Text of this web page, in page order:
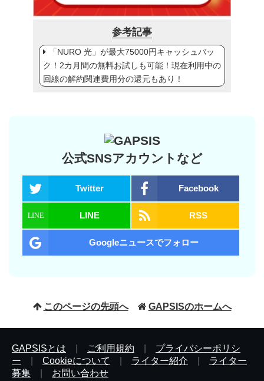
参考記事
「NURO 光」が最大75000円キャッシュバッ
ク！2カ月間の無料お試しも可能！現在利用中の
回線の解約関連費用分の還元もあり！
公式SNSアカウントなど
Twitter Facebook
LINE RSS
Googleニュースでフォロー
このページの先頭へ GAPSISのホームへ
GAPSISとは ご利用規約
プライバシーポリシ
ー
Cookieについて ライター紹介
ライター
募集
お問い合わせ